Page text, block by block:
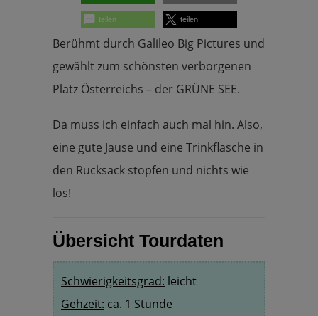
teilen teilen
Berühmt durch Galileo Big Pictures und
gewählt zum schönsten verborgenen
Platz Österreichs – der GRÜNE SEE.
Da muss ich einfach auch mal hin. Also,
eine gute Jause und eine Trinkflasche in
den Rucksack stopfen und nichts wie
los!
Übersicht Tourdaten
Schwierigkeitsgrad: leicht
Gehzeit: ca. 1 Stunde